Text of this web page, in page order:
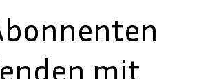
mit